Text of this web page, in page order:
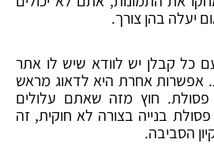
יעלה בהן צורך.
כל קבלן יש לוודא שיש לו אתר
אפשרות אחרת היא לדאוג מראש
פסולת. חוץ מזה שאתם עלולים
בנייה בצורה לא חוקית, זה
הסביבה.